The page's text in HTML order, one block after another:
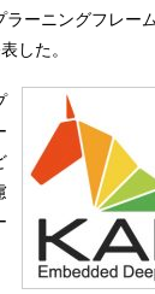
ーニングフレー
した。